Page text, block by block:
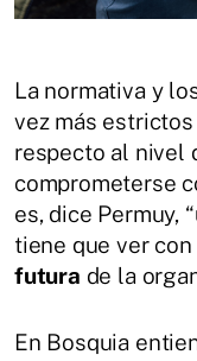
La normativa y
vez más
respecto al nivel
comprometerse
es, dice Permuy,
tiene que ver
futura de la
En Bosquia